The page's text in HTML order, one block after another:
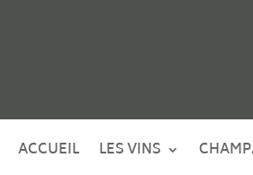
ACCUEIL LES VINS